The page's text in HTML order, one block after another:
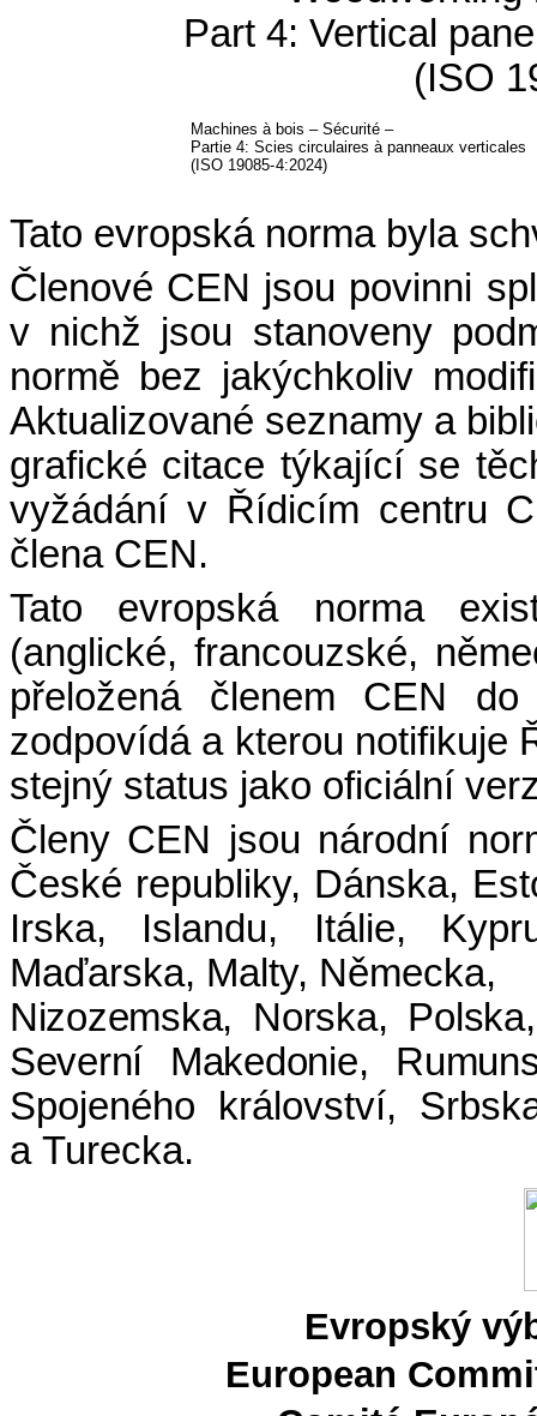
Part 4: Vertical
(ISO
Machines à bois – Sécurité –
Partie 4: Scies circulaires à panneaux verticales
(ISO 19085-4:2024)
Tato evropská norma byla
Členové CEN jsou povinni
v nichž jsou stanoveny
normě bez jakýchkoliv
Aktualizované seznamy a
grafické citace týkající se
vyžádání v Řídicím centru
člena CEN.
Tato evropská norma
(anglické, francouzské,
přeložená členem CEN
zodpovídá a kterou notifikuje
stejný status jako oficiální
Členy CEN jsou národní
České republiky, Dánska,
Irska, Islandu, Itálie,
Maďarska, Malty, Německa,
Nizozemska, Norska,
Severní Makedonie,
Spojeného království,
a Turecka.
Evropský
European